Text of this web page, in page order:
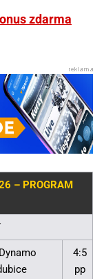
zdarma
– PROGRAM
4:5
pp